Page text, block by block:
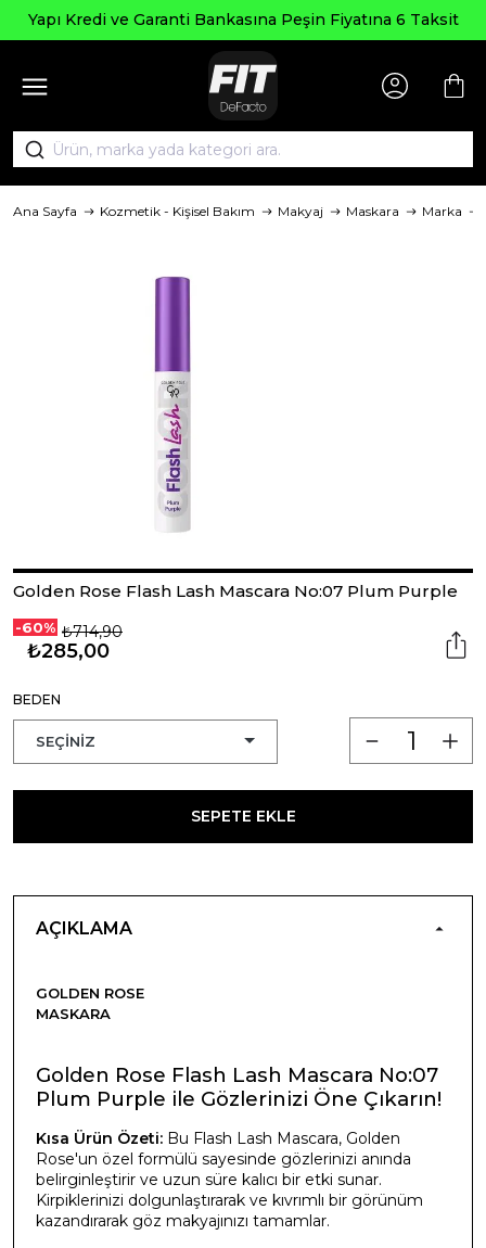
Yapı Kredi ve Garanti Bankasına Peşin Fiyatına 6 Taksit
Ana Sayfa Kozmetik - Kişisel Bakım Makyaj Maskara Marka
Golden Rose Flash Lash Mascara No:07 Plum Purple
-60% ₺714,90
₺285,00
BEDEN
SEPETE EKLE
AÇIKLAMA
GOLDEN ROSE
MASKARA
Golden Rose Flash Lash Mascara No:07
Plum Purple ile Gözlerinizi Öne Çıkarın!
Kısa Ürün Özeti: Bu Flash Lash Mascara, Golden
Rose'un özel formülü sayesinde gözlerinizi anında
belirginleştirir ve uzun süre kalıcı bir etki sunar.
Kirpiklerinizi dolgunlaştırarak ve kıvrımlı bir görünüm
kazandırarak göz makyajınızı tamamlar.